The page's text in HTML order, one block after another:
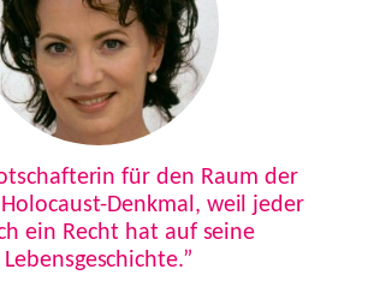
für den Raum der
Denkmal, weil jeder
ein Recht hat auf seine
Lebensgeschichte.”